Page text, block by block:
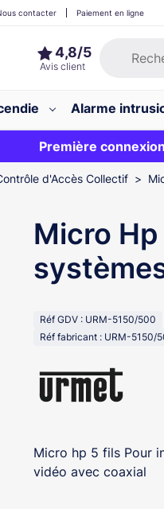
contacter Paiement en ligne
Alarme
?20€ OFFERT sur
Première
WEB :
d'Accès Collectif
Micro
Réf GDV : URM-5150/500
Réf fabricant : URM-5150/
Micro hp 5 fils Pour
vidéo avec coaxial